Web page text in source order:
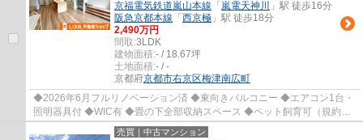
京福電気鉄道嵐山本線 「 嵐電天神川
」駅 徒歩16分
阪急京都本線 「 西京極 」駅 徒歩18分
2,490万円
間取:3LDK
建物面積:- / 18.67坪
土地面積:- / -
京都府京都市右京区梅津南広町
◆2026年6月フルリノベーション済 ◆東向きバルコニー ◆エアコン1台・
照明器具付 ◆WIC有 ◆畳の下全部収納スペース ◆ペット飼育可（規約
有） ◆総戸数200戸の大規模マンション ◆マンション...
売買｜中古マンション